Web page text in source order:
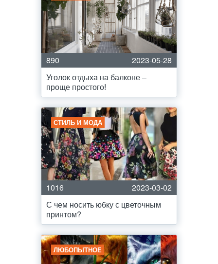
890
2023-05-28
Уголок отдыха на балконе –
проще простого!
СТИЛЬ И МОДА
1016
2023-03-02
С чем носить юбку с цветочным
принтом?
ЛЮБОПЫТНОЕ